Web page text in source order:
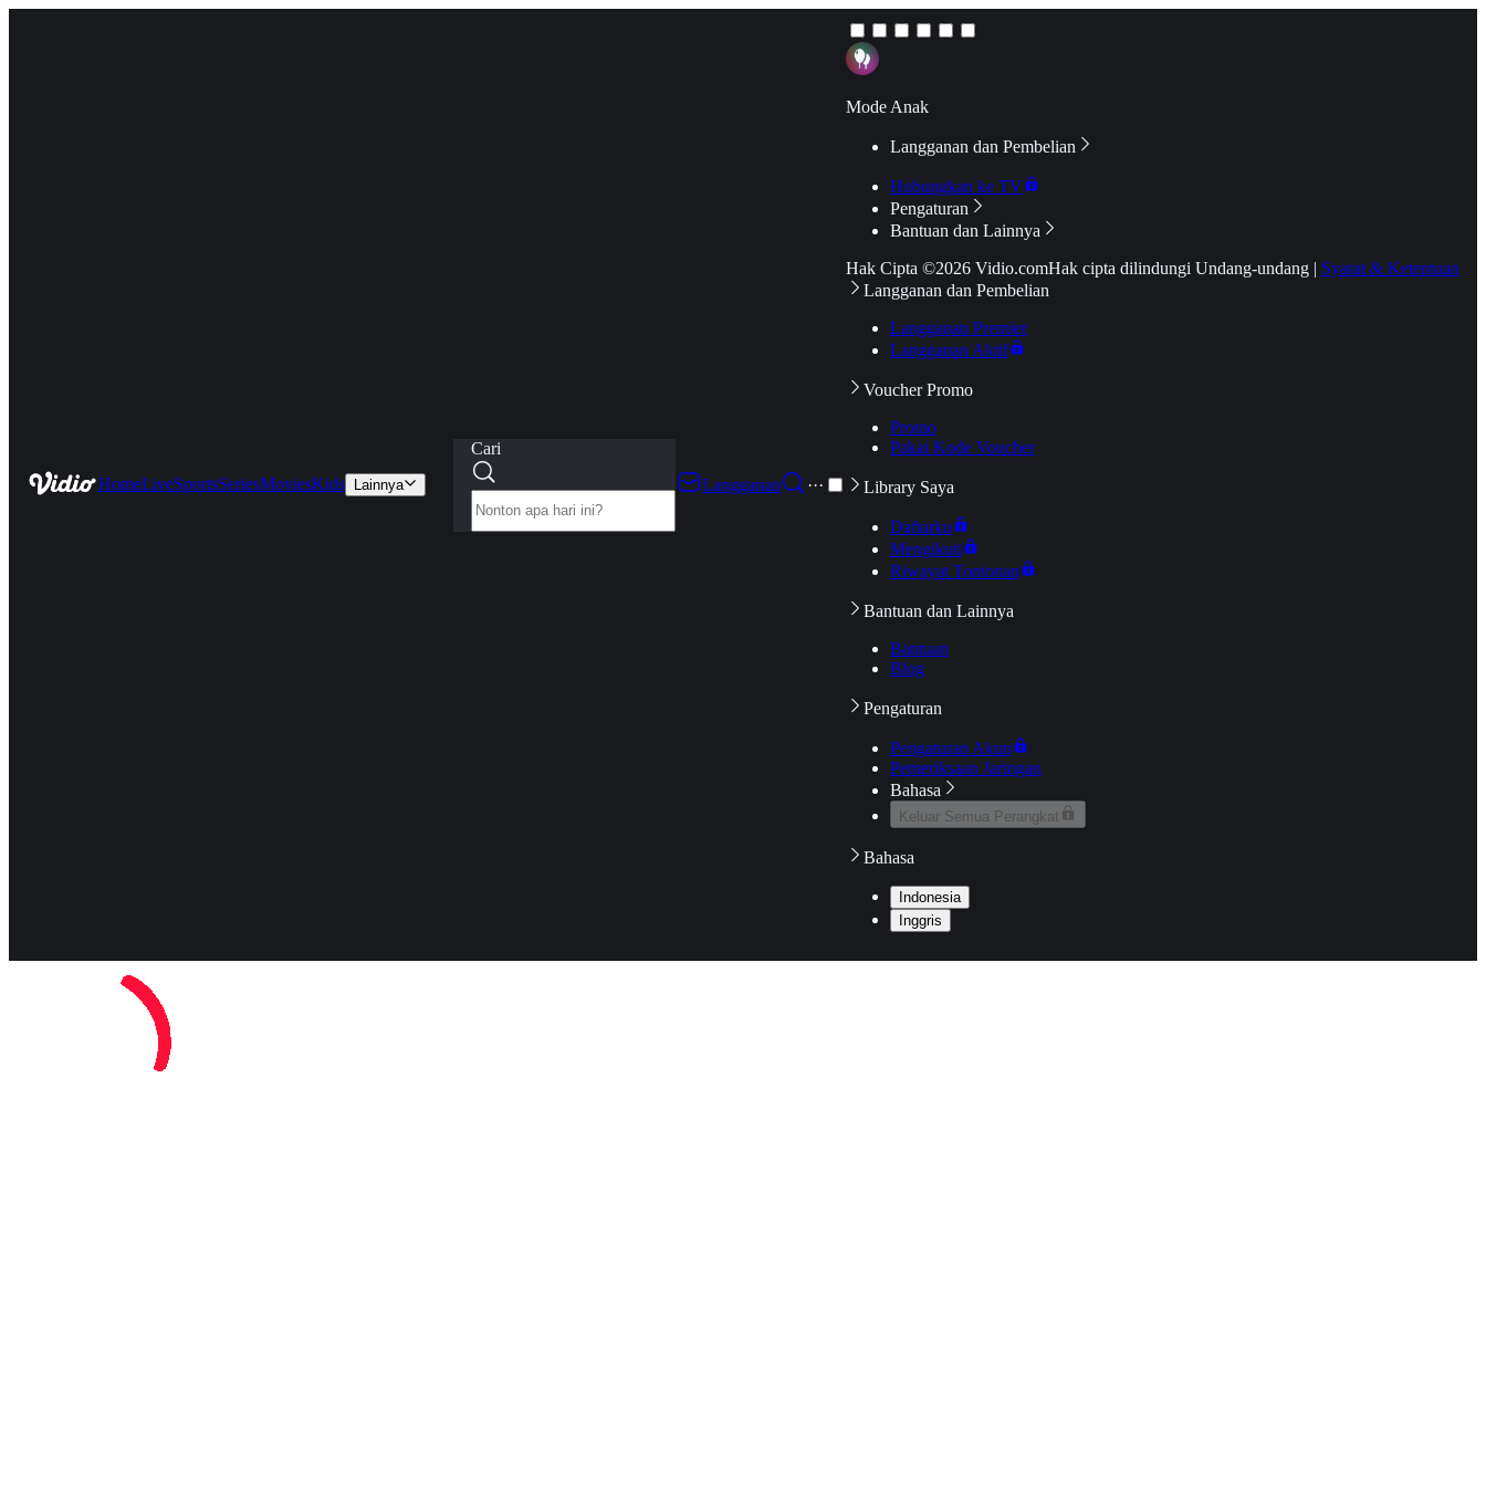
HomeLiveSportsSeriesMoviesKids Lainnya
Cari
Langganan
···
Mode Anak
Langganan dan Pembelian
Hubungkan ke TV
Pengaturan
Bantuan dan Lainnya
Hak Cipta ©2026 Vidio.comHak cipta dilindungi Undang-undang | Syarat & Ketentuan
Langganan dan Pembelian
Langganan Premier
Langganan Aktif
Voucher Promo
Promo
Pakai Kode Voucher
Library Saya
Daftarku
Mengikuti
Riwayat Tontonan
Bantuan dan Lainnya
Bantuan
Blog
Pengaturan
Pengaturan Akun
Pemeriksaan Jaringan
Bahasa
Keluar Semua Perangkat
Bahasa
Indonesia
Inggris